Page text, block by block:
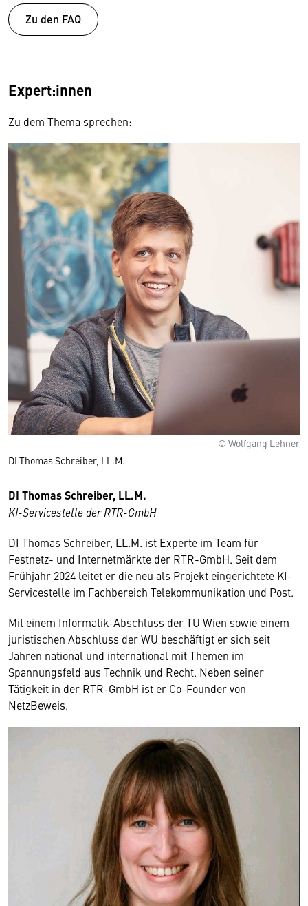
Zu den FAQ
Expert:innen
Zu dem Thema sprechen:
© Wolfgang Lehner
DI Thomas Schreiber, LL.M.
DI Thomas Schreiber, LL.M.
KI-Servicestelle der RTR-GmbH
DI Thomas Schreiber, LL.M. ist Experte im Team für
Festnetz- und Internetmärkte der RTR-GmbH. Seit dem
Frühjahr 2024 leitet er die neu als Projekt eingerichtete KI-
Servicestelle im Fachbereich Telekommunikation und Post.
Mit einem Informatik-Abschluss der TU Wien sowie einem
juristischen Abschluss der WU beschäftigt er sich seit
Jahren national und international mit Themen im
Spannungsfeld aus Technik und Recht. Neben seiner
Tätigkeit in der RTR-GmbH ist er Co-Founder von
NetzBeweis.